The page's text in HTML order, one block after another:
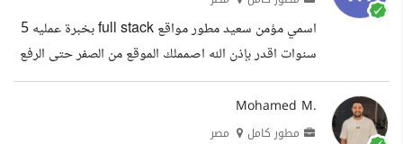
مواقع سريعة، احترافية، وقابلة للتطوير مع الاهتمام بتجربة
المستخدم والأداء. الخبرات التعليم
اسمي مؤمن سعيد مطور مواقع full stack بخبرة عمليه 5
سنوات اقدر بإذن الله اصمملك الموقع من الصفر حتى الرفع
front end و back end خبرة ف تصميم وصيانة ورفع
المواقع وادارة البروجكت منفردا حتى رضى العميل بإذن الله
شعاري: الموقع حلمك وانا هنا لتحقيقه :) الخبرات
Mohamed M.
مطور كامل مصر